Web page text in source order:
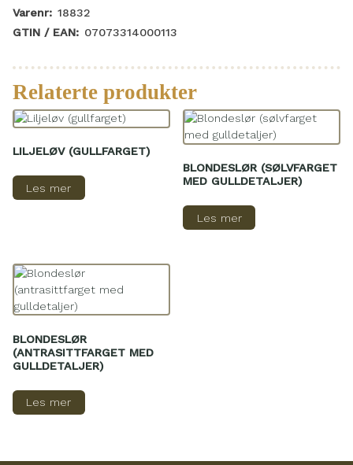
Varenr: 18832
GTIN / EAN: 07073314000113
Relaterte produkter
LILJELØV (GULLFARGET)
Les mer
BLONDESLØR (SØLVFARGET
MED GULLDETALJER)
Les mer
BLONDESLØR
(ANTRASITTFARGET MED
GULLDETALJER)
Les mer